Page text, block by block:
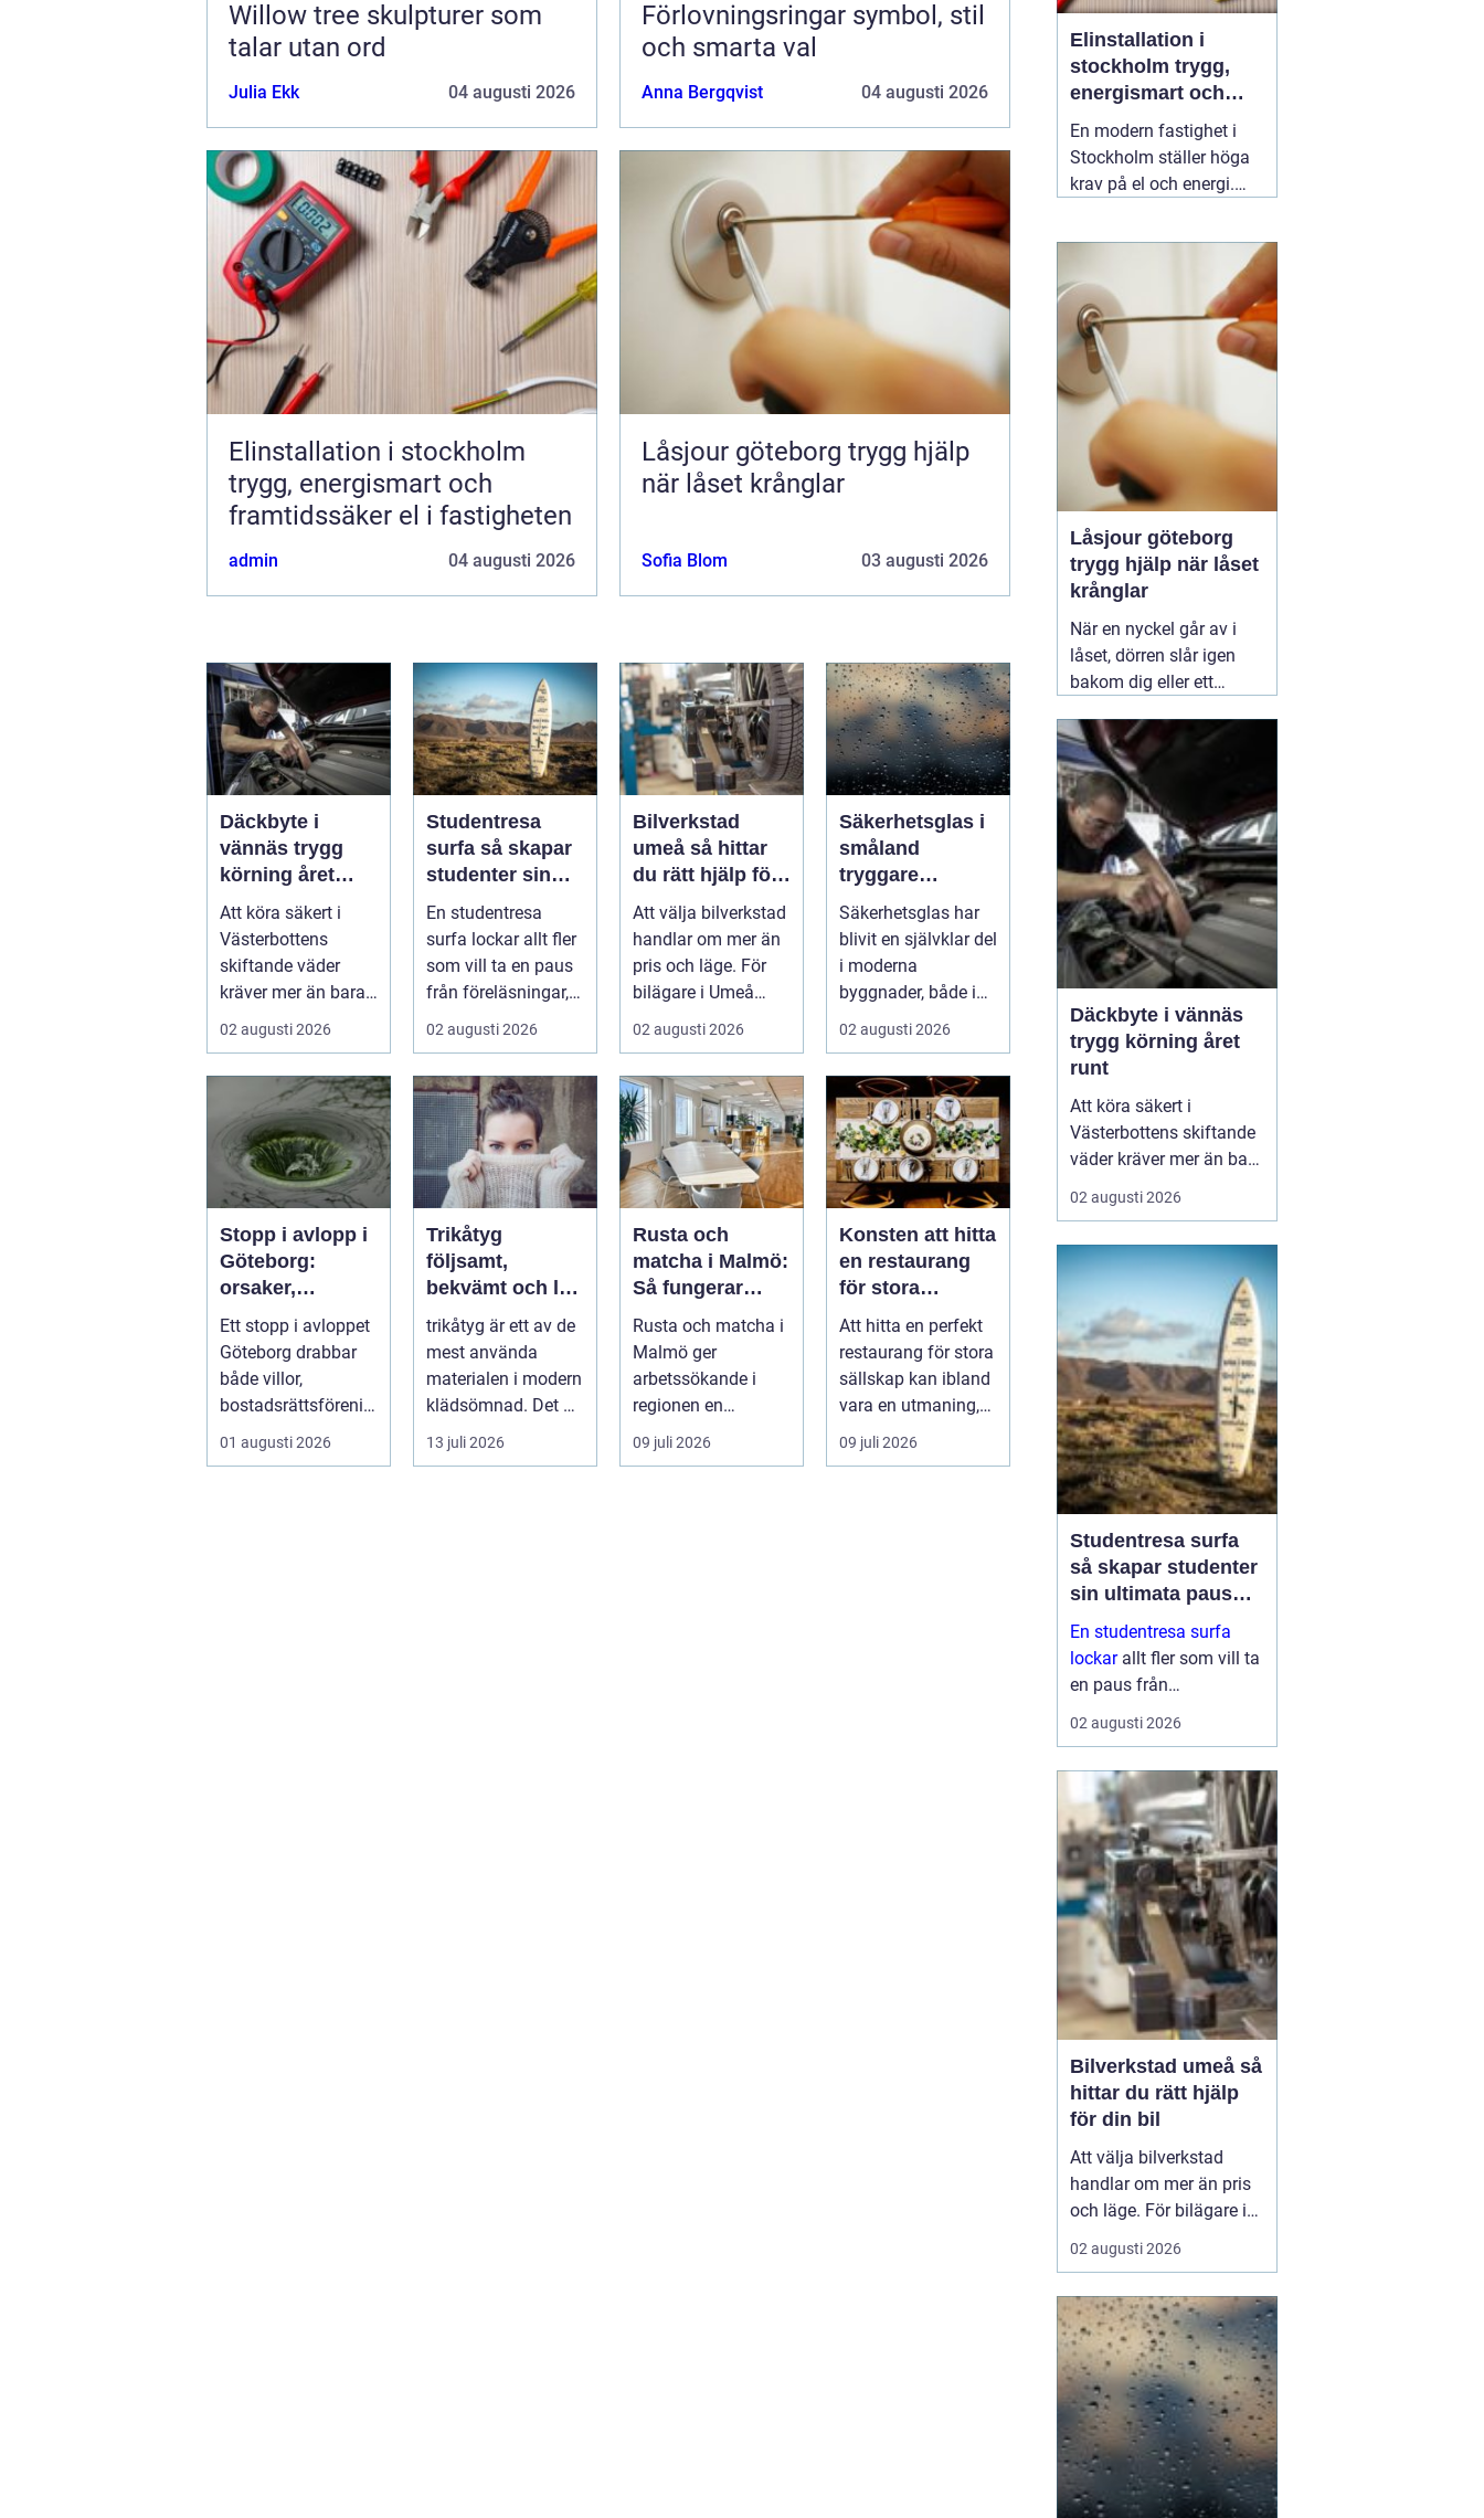
Willow tree skulpturer som
talar utan ord
Julia Ekk 04 augusti 2026
Förlovningsringar symbol, stil
och smarta val
Anna Bergqvist 04 augusti 2026
Elinstallation i stockholm
trygg, energismart och
framtidssäker el i fastigheten
admin 04 augusti 2026
Låsjour göteborg trygg hjälp
när låset krånglar
Sofia Blom 03 augusti 2026
Däckbyte i
vännäs trygg
körning året
runt
Att köra säkert i
Västerbottens
skiftande väder
kräver mer än bara
ett körkort och en
pålitlig bil. ...
02 augusti 2026
Studentresa
surfa så skapar
studenter sin
ultimata paus
från plugget
En studentresa
surfa lockar allt fler
som vill ta en paus
från föreläsningar,
tentaplugg och
sena kv...
02 augusti 2026
Bilverkstad
umeå så hittar
du rätt hjälp för
din bil
Att välja bilverkstad
handlar om mer än
pris och läge. För
bilägare i Umeå
väger trygghet,
tillgängl...
02 augusti 2026
Säkerhetsglas i
småland
tryggare
byggnader med
smarta
glaslösningar
Säkerhetsglas har
blivit en självklar del
i moderna
byggnader, både i
hem och offentliga
miljöer. I ...
02 augusti 2026
Stopp i avlopp i
Göteborg:
orsaker,
lösningar och
hur problem kan
undvikas
Ett stopp i avloppet
Göteborg drabbar
både villor,
bostadsrättsförenin
gar och h...
01 augusti 2026
Trikåtyg
följsamt,
bekvämt och lätt
att lyckas med
trikåtyg är ett av de
mest använda
materialen i modern
klädsömnad. Det är
mjukt, elastiskt och
formb...
13 juli 2026
Rusta och
matcha i Malmö:
Så fungerar
stödet för dig
som söker jobb
Rusta och matcha i
Malmö ger
arbetssökande i
regionen en
strukturerad och
personlig vä...
09 juli 2026
Konsten att hitta
en restaurang
för stora
sällskap på
Östermalm i
Stockholm
Att hitta en perfekt
restaurang för stora
sällskap kan ibland
vara en utmaning,
särsk...
09 juli 2026
Elinstallation i
stockholm trygg,
energismart och
framtidssäker el i
fastigheten
En modern fastighet i
Stockholm ställer höga
krav på el och energi.
värmepumpar,
ventilation, laddboxar
och solcellsbatterier ska
fungera tillsammans
säkert, effektivt och utan
onödigt krångel. En
augusti 2026
Låsjour göteborg
trygg hjälp när låset
krånglar
När en nyckel går av i
låset, dörren slår igen
bakom dig eller ett
och karm, uppstår ofta
stress och osäkerhet. I
den stunden spelar
klockslaget ingen roll du
behöver hjälp direkt. En
03 augusti 2026
Däckbyte i vännäs
trygg körning året
runt
Att köra säkert i
Västerbottens skiftande
väder kräver mer än bara
ett körkort och en pålitlig
bil. Däckens skick och
roll för både
bromssträcka, kontroll
och komfort. I en ort
som Vännäs, där
vintrarna ofta är långa
och vägar...
02 augusti 2026
Studentresa surfa
så skapar studenter
sin ultimata paus
från plugget
En studentresa surfa
lockarallt fler som vill ta
en paus från
föreläsningar, tentaplugg
och sena kvällar i
både fysisk utmaning
och mental
återhämtning, samtidigt
som ...
02 augusti 2026
Bilverkstad umeå så
hittar du rätt hjälp
för din bil
Att välja bilverkstad
handlar om mer än pris
och läge. För bilägare i
Umeå väger trygghet,
tillgänglighet och tydliga
tungt. Enmodern
bilverkst...
02 augusti 2026